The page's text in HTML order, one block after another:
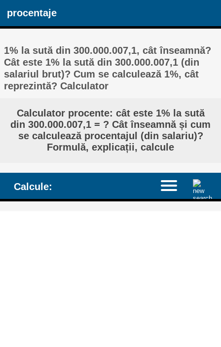
procentaje
1% la sută din 300.000.007,1, cât înseamnă?
Cât este 1% la sută din 300.000.007,1 (din
salariul brut)? Cum se calculează 1%, cât
reprezintă? Calculator
Calculator procente: cât este 1% la sută
din 300.000.007,1 = ? Cât înseamnă și cum
se calculează procentajul (din salariu)?
Formulă, explicații, calcule
Calcule: